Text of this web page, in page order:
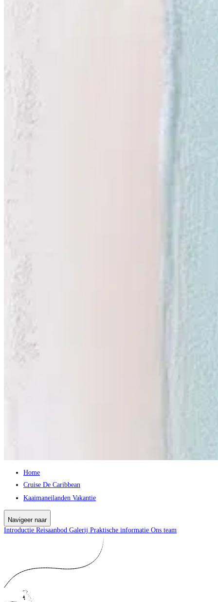
Home
Cruise De Caribbean
Kaaimaneilanden Vakantie
Navigeer naar
Introductie Reisaanbod Galerij Praktische informatie Ons team